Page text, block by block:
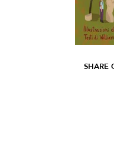
SHARE